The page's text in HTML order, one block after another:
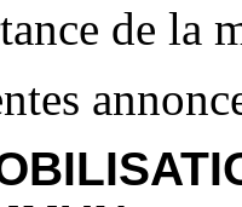
de la